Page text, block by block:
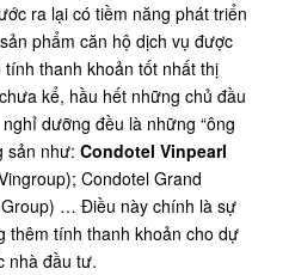
ra lại có tiềm năng phát triển
phẩm căn hộ dịch vụ được
thanh khoản tốt nhất thị
kể, hầu hết những chủ đầu
dưỡng đều là những “ông
sản như: Condotel Vinpearl
Condotel Grand
… Điều này chính là sự
thêm tính thanh khoản cho dự
nhà đầu tư.